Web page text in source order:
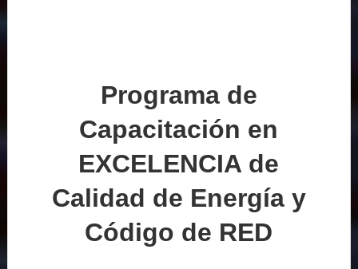
Programa de
Capacitación en
EXCELENCIA de
Calidad de Energía y
Código de RED